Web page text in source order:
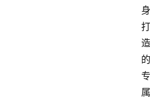
身
打
造
的
专
属